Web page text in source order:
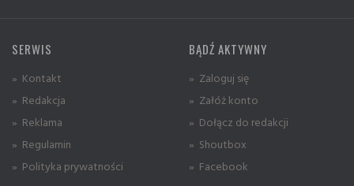
SERWIS
» Kontakt
» Redakcja
» Reklama
» Regulamin
» Polityka prywatności
BĄDŹ AKTYWNY
» Zaloguj się
» Załóż konto
» Dołącz do redakcji
» Shoutbox
» Facebook